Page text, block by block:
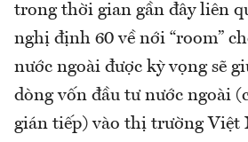
trong thời gian gần đây liên
nghị định 60 về nới “room”
nước ngoài được kỳ vọng sẽ
dòng vốn đầu tư nước ngoài
gián tiếp) vào thị trường Việt